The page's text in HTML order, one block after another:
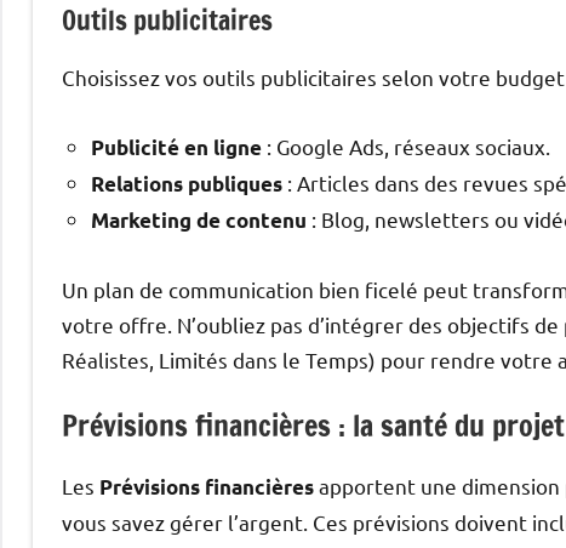
Outils publicitaires
Choisissez vos outils publicitaires selon votre
Publicité en ligne : Google Ads, réseaux sociaux.
Relations publiques : Articles dans des revues
Marketing de contenu : Blog, newsletters ou
Un plan de communication bien ficelé peut
votre offre. N’oubliez pas d’intégrer des objectifs
Réalistes, Limités dans le Temps) pour rendre votre
Prévisions financières : la santé du projet
Les Prévisions financièresapportent une dimension
vous savez gérer l’argent. Ces prévisions doivent